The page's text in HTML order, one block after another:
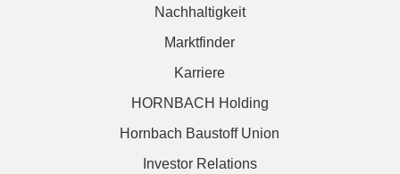
Nachhaltigkeit
Marktfinder
Karriere
HORNBACH Holding
Hornbach Baustoff Union
Investor Relations